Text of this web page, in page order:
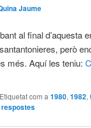
Jaume
al final d’aquesta
però
més. Aquí les teniu:
Etiquetat com a 1980,1982,
respostes